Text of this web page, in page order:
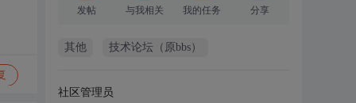
发帖 与我相关 我的任务 分享
其他 技术论坛（原bbs）
社区管理员